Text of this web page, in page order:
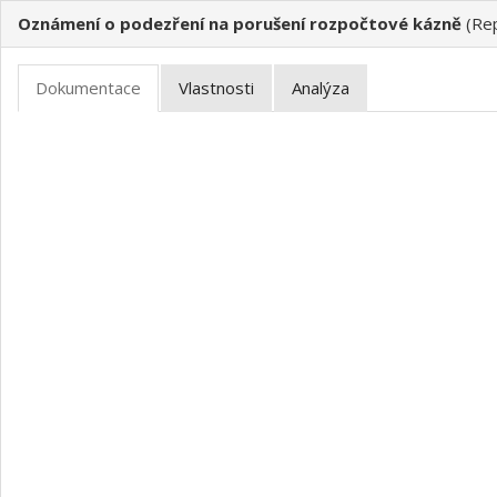
Oznámení o podezření na porušení rozpočtové kázně (